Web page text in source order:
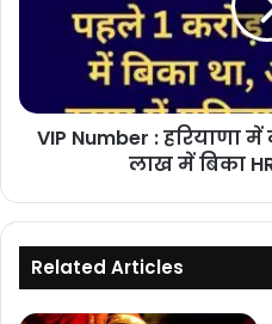
में
26.71
नंबर
VIP Number : हरियाणा में
लाख में बिका
Related Articles